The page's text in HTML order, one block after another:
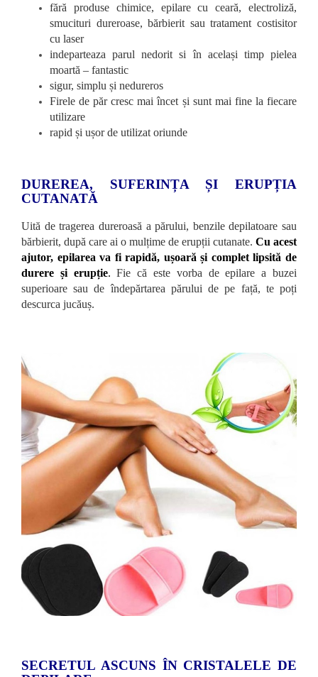
fără produse chimice, epilare cu ceară, electroliză,
smucituri dureroase, bărbierit sau tratament costisitor
cu laser
indeparteaza parul nedorit si în același timp pielea
moartă – fantastic
sigur, simplu și nedureros
Firele de păr cresc mai încet și sunt mai fine la fiecare
utilizare
rapid și ușor de utilizat oriunde
DUREREA, SUFERINȚA ȘI ERUPȚIA
CUTANATĂ
Uită de tragerea dureroasă a părului, benzile depilatoare sau
bărbierit, după care ai o mulțime de erupții cutanate. Cu acest
ajutor, epilarea va fi rapidă, ușoară și complet lipsită de
durere și erupție. Fie că este vorba de epilare a buzei
superioare sau de îndepărtarea părului de pe față, te poți
descurca jucăuș.
SECRETUL ASCUNS ÎN CRISTALELE DE